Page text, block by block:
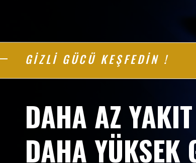
GİZLİ GÜCÜ KEŞFEDİN !
DAHA AZ
DAHA YÜKSEK